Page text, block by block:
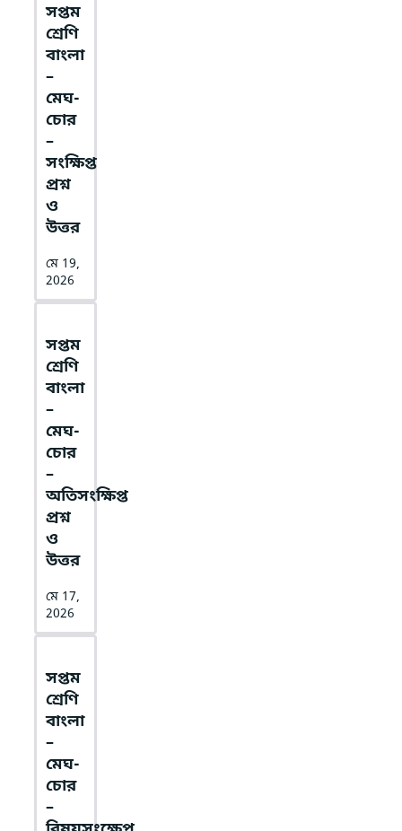
সপ্তম
শ্রেণি
বাংলা
–
মেঘ-
চোর
–
সংক্ষিপ্ত
প্রশ্ন
ও
উত্তর
মে 19,
2026
সপ্তম
শ্রেণি
বাংলা
–
মেঘ-
চোর
–
অতিসংক্ষিপ্ত
প্রশ্ন
ও
উত্তর
মে 17,
2026
সপ্তম
শ্রেণি
বাংলা
–
মেঘ-
চোর
–